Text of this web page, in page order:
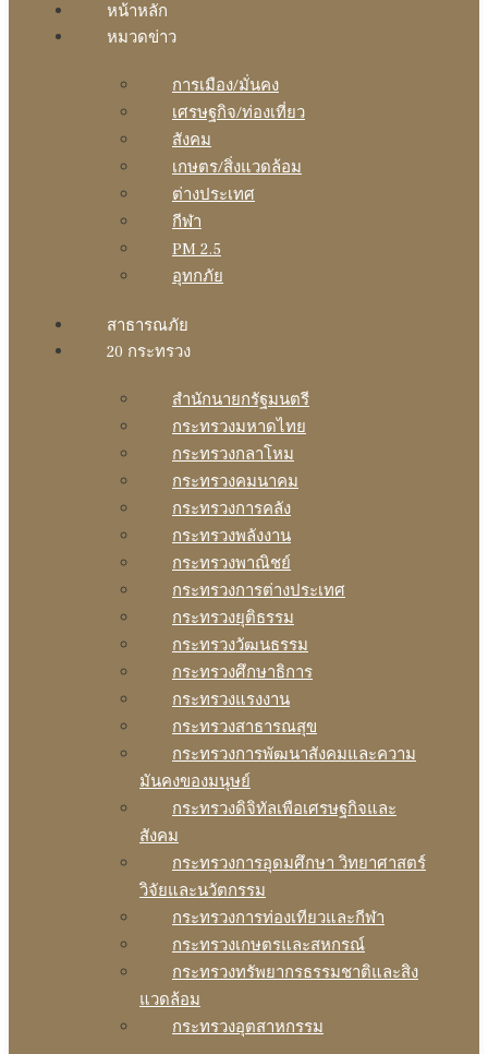
หน้าหลัก
หมวดข่าว
การเมือง/มั่นคง
เศรษฐกิจ/ท่องเที่ยว
สังคม
เกษตร/สิ่งแวดล้อม
ต่างประเทศ
กีฬา
PM 2.5
อุทกภัย
สาธารณภัย
20 กระทรวง
สํานักนายกรัฐมนตรี
กระทรวงมหาดไทย
กระทรวงกลาโหม
กระทรวงคมนาคม
กระทรวงการคลัง
กระทรวงพลังงาน
กระทรวงพาณิชย์
กระทรวงการต่างประเทศ
กระทรวงยุติธรรม
กระทรวงวัฒนธรรม
กระทรวงศึกษาธิการ
กระทรวงแรงงาน
กระทรวงสาธารณสุข
กระทรวงการพัฒนาสังคมและความ
มันคงของมนุษย์
กระทรวงดิจิทัลเพือเศรษฐกิจและ
สังคม
กระทรวงการอุดมศึกษา วิทยาศาสตร์
วิจัยและนวัตกรรม
กระทรวงการท่องเทียวและกีฬา
กระทรวงเกษตรและสหกรณ์
กระทรวงทรัพยากรธรรมชาติและสิง
แวดล้อม
กระทรวงอุตสาหกรรม